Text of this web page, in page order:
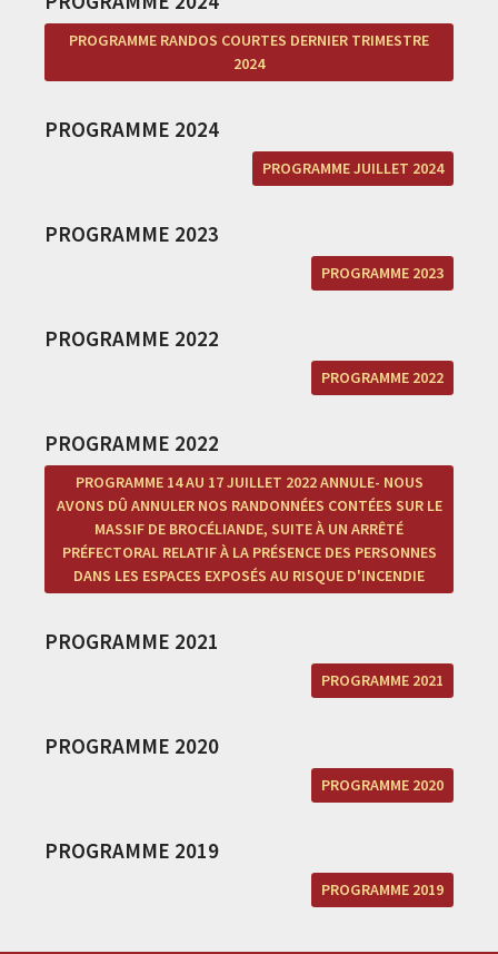
PROGRAMME RANDOS COURTES DERNIER TRIMESTRE
2024
PROGRAMME 2024
PROGRAMME JUILLET 2024
PROGRAMME 2023
PROGRAMME 2023
PROGRAMME 2022
PROGRAMME 2022
PROGRAMME 2022
PROGRAMME 14 AU 17 JUILLET 2022 ANNULE- NOUS
AVONS DÛ ANNULER NOS RANDONNÉES CONTÉES SUR LE
MASSIF DE BROCÉLIANDE, SUITE À UN ARRÊTÉ
PRÉFECTORAL RELATIF À LA PRÉSENCE DES PERSONNES
DANS LES ESPACES EXPOSÉS AU RISQUE D'INCENDIE
PROGRAMME 2021
PROGRAMME 2021
PROGRAMME 2020
PROGRAMME 2020
PROGRAMME 2019
PROGRAMME 2019